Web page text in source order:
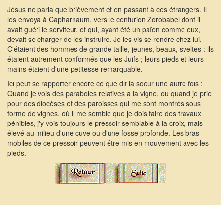
Jésus ne parla que brièvement et en passant à ces étrangers. Il
les envoya à Capharnaum, vers le centurion Zorobabel dont il
avait guéri le serviteur, et qui, ayant été un païen comme eux,
devait se charger de les instruire. Je les vis se rendre chez lui.
C'étaient des hommes de grande taille, jeunes, beaux, sveltes : ils
étaient autrement conformés que les Juifs ; leurs pieds et leurs
mains étaient d'une petitesse remarquable.
Ici peut se rapporter encore ce que dit la soeur une autre fois : 
Quand je vois des paraboles relatives a la vigne, ou quand je prie
pour des diocèses et des paroisses qui me sont montrés sous
forme de vignes, où il me semble que je dois faire des travaux
pénibles, j'y vois toujours le pressoir semblable à la croix, mais
élevé au milieu d'une cuve ou d'une fosse profonde. Les bras
mobiles de ce pressoir peuvent être mis en mouvement avec les
pieds. 